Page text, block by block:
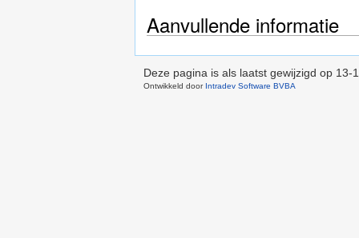
Aanvullende informatie
Deze pagina is als laatst gewijzigd op 13-
Ontwikkeld door Intradev Software BVBA